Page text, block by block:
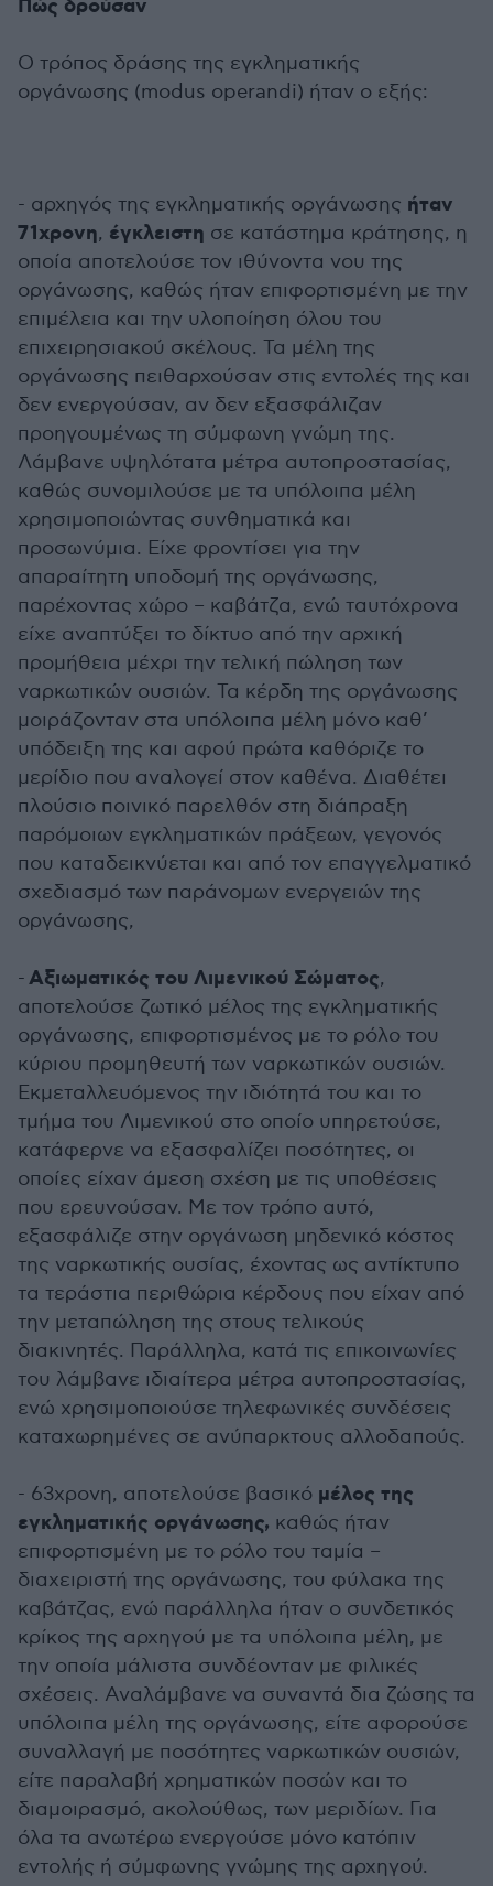
Πώς δρούσαν
Ο τρόπος δράσης της εγκληματικής
οργάνωσης (modus operandi) ήταν ο εξής:
- αρχηγός της εγκληματικής οργάνωσης ήταν
71χρονη, έγκλειστη σε κατάστημα κράτησης, η
οποία αποτελούσε τον ιθύνοντα νου της
οργάνωσης, καθώς ήταν επιφορτισμένη με την
επιμέλεια και την υλοποίηση όλου του
επιχειρησιακού σκέλους. Τα μέλη της
οργάνωσης πειθαρχούσαν στις εντολές της και
δεν ενεργούσαν, αν δεν εξασφάλιζαν
προηγουμένως τη σύμφωνη γνώμη της.
Λάμβανε υψηλότατα μέτρα αυτοπροστασίας,
καθώς συνομιλούσε με τα υπόλοιπα μέλη
χρησιμοποιώντας συνθηματικά και
προσωνύμια. Είχε φροντίσει για την
απαραίτητη υποδομή της οργάνωσης,
παρέχοντας χώρο – καβάτζα, ενώ ταυτόχρονα
είχε αναπτύξει το δίκτυο από την αρχική
προμήθεια μέχρι την τελική πώληση των
ναρκωτικών ουσιών. Τα κέρδη της οργάνωσης
μοιράζονταν στα υπόλοιπα μέλη μόνο καθ’
υπόδειξη της και αφού πρώτα καθόριζε το
μερίδιο που αναλογεί στον καθένα. Διαθέτει
πλούσιο ποινικό παρελθόν στη διάπραξη
παρόμοιων εγκληματικών πράξεων, γεγονός
που καταδεικνύεται και από τον επαγγελματικό
σχεδιασμό των παράνομων ενεργειών της
οργάνωσης,
-Αξιωματικός του Λιμενικού Σώματος,
αποτελούσε ζωτικό μέλος της εγκληματικής
οργάνωσης, επιφορτισμένος με το ρόλο του
κύριου προμηθευτή των ναρκωτικών ουσιών.
Εκμεταλλευόμενος την ιδιότητά του και το
τμήμα του Λιμενικού στο οποίο υπηρετούσε,
κατάφερνε να εξασφαλίζει ποσότητες, οι
οποίες είχαν άμεση σχέση με τις υποθέσεις
που ερευνούσαν. Με τον τρόπο αυτό,
εξασφάλιζε στην οργάνωση μηδενικό κόστος
της ναρκωτικής ουσίας, έχοντας ως αντίκτυπο
τα τεράστια περιθώρια κέρδους που είχαν από
την μεταπώληση της στους τελικούς
διακινητές. Παράλληλα, κατά τις επικοινωνίες
του λάμβανε ιδιαίτερα μέτρα αυτοπροστασίας,
ενώ χρησιμοποιούσε τηλεφωνικές συνδέσεις
καταχωρημένες σε ανύπαρκτους αλλοδαπούς.
- 63χρονη, αποτελούσε βασικό μέλος της
εγκληματικής οργάνωσης, καθώς ήταν
επιφορτισμένη με το ρόλο του ταμία –
διαχειριστή της οργάνωσης, του φύλακα της
καβάτζας, ενώ παράλληλα ήταν ο συνδετικός
κρίκος της αρχηγού με τα υπόλοιπα μέλη, με
την οποία μάλιστα συνδέονταν με φιλικές
σχέσεις. Αναλάμβανε να συναντά δια ζώσης τα
υπόλοιπα μέλη της οργάνωσης, είτε αφορούσε
συναλλαγή με ποσότητες ναρκωτικών ουσιών,
είτε παραλαβή χρηματικών ποσών και το
διαμοιρασμό, ακολούθως, των μεριδίων. Για
όλα τα ανωτέρω ενεργούσε μόνο κατόπιν
εντολής ή σύμφωνης γνώμης της αρχηγού.